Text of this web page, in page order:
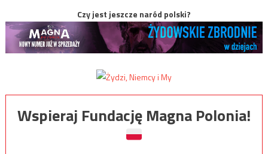
Czy jest jeszcze naród polski?
Wspieraj Fundację Magna Polonia!